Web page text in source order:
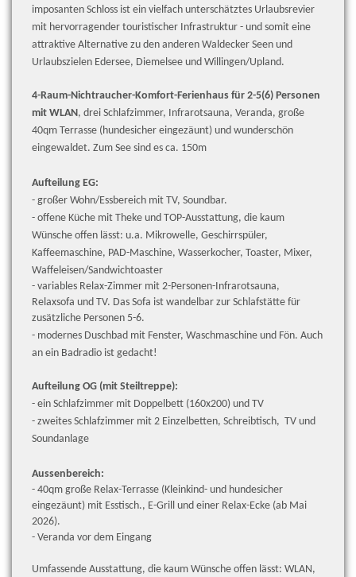
imposanten Schloss ist ein vielfach unterschätztes Urlaubsrevier
mit hervorragender touristischer Infrastruktur - und somit eine
attraktive Alternative zu den anderen Waldecker Seen und
Urlaubszielen Edersee, Diemelsee und Willingen/Upland.
4-Raum-Nichtraucher-Komfort-Ferienhaus für 2-5(6) Personen
mit WLAN, drei Schlafzimmer, Infrarotsauna, Veranda, große
40qm Terrasse (hundesicher eingezäunt) und wunderschön
eingewaldet. Zum See sind es ca. 150m
Aufteilung EG:
- großer Wohn/Essbereich mit TV, Soundbar.
- offene Küche mit Theke und TOP-Ausstattung, die kaum
Wünsche offen lässt: u.a. Mikrowelle, Geschirrspüler,
Kaffeemaschine, PAD-Maschine, Wasserkocher, Toaster, Mixer,
Waffeleisen/Sandwichtoaster
- variables Relax-Zimmer mit 2-Personen-Infrarotsauna,
Relaxsofa und TV. Das Sofa ist wandelbar zur Schlafstätte für
zusätzliche Personen 5-6.
- modernes Duschbad mit Fenster, Waschmaschine und Fön. Auch
an ein Badradio ist gedacht!
Aufteilung OG (mit Steiltreppe):
- ein Schlafzimmer mit Doppelbett (160x200) und TV
- zweites Schlafzimmer mit 2 Einzelbetten, Schreibtisch, TV und
Soundanlage
Aussenbereich:
- 40qm große Relax-Terrasse (Kleinkind- und hundesicher
eingezäunt) mit Esstisch., E-Grill und einer Relax-Ecke (ab Mai
2026).
- Veranda vor dem Eingang
Umfassende Ausstattung, die kaum Wünsche offen lässt: WLAN,